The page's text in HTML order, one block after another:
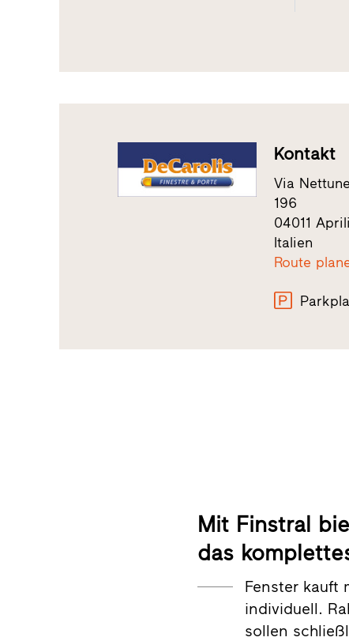
Kontakt
Via
196
04011
Italien
Route
Mit Finstral
das
Fenster kauft
individuell.
sollen